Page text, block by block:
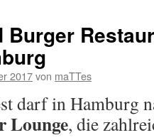
Burger
2017von maTTes
darf in Hamburg
Lounge, die